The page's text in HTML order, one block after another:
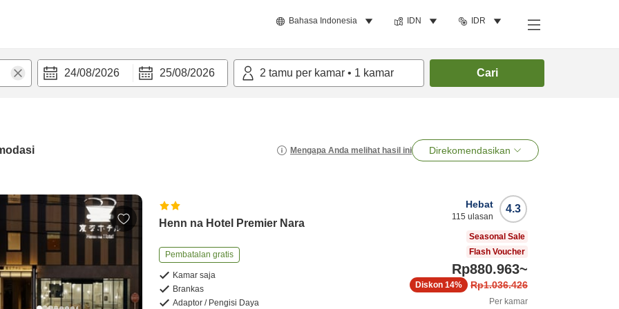
Bahasa Indonesia IDN IDR
24/08/2026 25/08/2026 2 tamu per kamar • 1 kamar Cari
Mengapa Anda melihat hasil ini Direkomendasikan
Henn na Hotel Premier Nara
Pembatalan gratis
Kamar saja
Brankas
Adaptor / Pengisi Daya
4.3
Hebat
115 ulasan
Seasonal Sale
Flash Voucher
Rp880.963~
Rp1.036.426
Diskon 14%
Per kamar